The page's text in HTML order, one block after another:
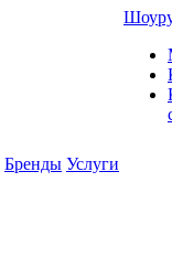
Бренды Услуги